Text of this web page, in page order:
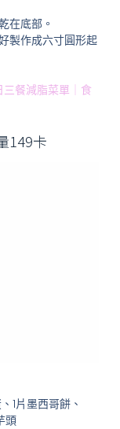
在底部。
製作成六寸圓形起
餐減脂菜單｜食
149卡
1片墨西哥餅、
頭